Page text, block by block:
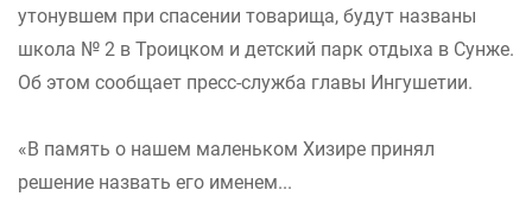
утонувшем при спасении товарища, будут названы
школа № 2 в Троицком и детский парк отдыха в Сунже.
Об этом сообщает пресс-служба главы Ингушетии.
«В память о нашем маленьком Хизире принял
решение назвать его именем...